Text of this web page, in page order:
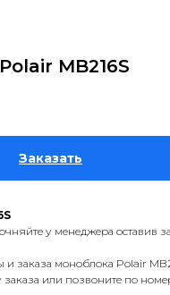
MB216S
Заказать
у менеджера оставив
заказа моноблока Polair
или позвоните по